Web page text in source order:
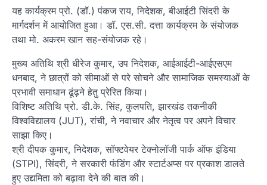
यह कार्यक्रम प्रो. (डॉ.) पंकज राय, निदेशक, बीआईटी सिंदरी के
मार्गदर्शन में आयोजित हुआ। डॉ. एस.सी. दत्ता कार्यक्रम के संयोजक
तथा मो. अकरम खान सह-संयोजक रहे।
मुख्य अतिथि श्री धीरेज कुमार, उप निदेशक, आईआईटी-आईएसएम
धनबाद, ने छात्रों को सीमाओं से परे सोचने और सामाजिक समस्याओं के
प्रभावी समाधान ढूंढ़ने हेतु प्रेरित किया।
विशिष्ट अतिथि प्रो. डी.के. सिंह, कुलपति, झारखंड तकनीकी
विश्वविद्यालय (JUT), रांची, ने नवाचार और नेतृत्व पर अपने विचार
साझा किए।
श्री दीपक कुमार, निदेशक, सॉफ्टवेयर टेक्नोलॉजी पार्क ऑफ इंडिया
(STPI), सिंदरी, ने सरकारी फंडिंग और स्टार्टअप्स पर प्रकाश डालते
हुए उद्यमिता को बढ़ावा देने की बात की।